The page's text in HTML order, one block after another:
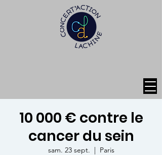
10 000 € contre le
cancer du sein
sam. 23 sept.
  |
Paris